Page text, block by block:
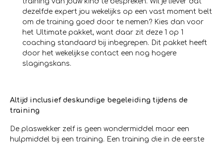
dezelfde expert jou wekelijks op een vast moment belt
om de training goed door te nemen? Kies dan voor
het Ultimate pakket, want daar zit deze 1 op 1
coaching standaard bij inbegrepen. Dit pakket heeft
door het wekelijkse contact een nog hogere
slagingskans.
Altijd inclusief deskundige begeleiding tijdens de
training
De plaswekker zelf is geen wondermiddel maar een
hulpmiddel bij een training. Een training die in de eerste